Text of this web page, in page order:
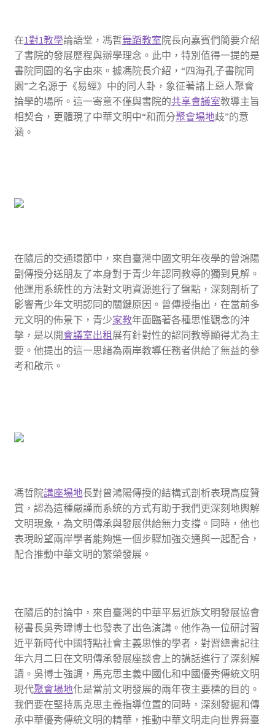
在1對1教學論語堂，馮哲舞蹈教室院長向嘉賓們簡要介紹
了書院的發展歷程與辦學理念。此中，特別值得一提的是
書院同園的名字由來。據馮院長介紹，“四海孔子書院同
園”之名源于《易經》中的同人卦，象征著諸上惡人聚會
論學的場所。這一寄意不僅與書院的共享會議室教導主旨
相契合，更體現了中華文明中“和而分聚會場地歧”的意
涵。
在隨后的交通環節中，來自臺灣中國文明年夜學的曾鴻陽
副傳授分送朋友了本身對于青少年認同教導的獨到見解。
他運用系統性的方法對文明資源進行了盤點，深刻剖析了
影響青少年文明認同的關鍵原因。曾傳授指出，在當前多
元文明的佈景下，青少家教年面臨著各種思惟觀念的沖
擊，是以開會議室出租 展有針對性的認同教導顯得尤為主
要。他提出的這一思緒為兩岸教導任務者供給了無益的參
考和啟示。
馮哲院講座場地長對曾鴻陽傳授的結構式剖析表現高度贊
賞，認為這種嚴謹而系統的方式有助于我們更深刻地輿解
文明現象，為文明傳承與發展供給無力支撐。同時，他也
表現盼望兩岸學者能夠進一個步驟加強交通與一起配合，
配合推動中華文明的繁榮發展。
在隨后的討論中，來自臺灣的中華平易近族文明發展協會
秘書長吳秀瑋博士也發表了出色演講。他作為一位研討習
近平新時代中國特點社會主義思惟的學者，對習總書記往
年六月二日在文明傳承發展座談會上的講話進行了深刻解
讀。吳博士強調，馬克思主義中國化和中國優秀傳統文明
現代聚會場地化是當前文明發展的兩年夜主要標的目的。
我們要在堅持馬克思主義指導位置的同時，深刻發掘和傳
承中華優秀傳統文明的精華，推動中華文明走向世界舞臺